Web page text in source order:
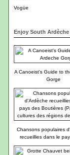
Vogüe
Enjoy South Ardèche
A Canoeist's Guide to
Gorge
Chansons populaires
recueillies dans le